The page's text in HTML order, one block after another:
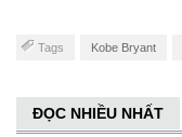
Tags Kobe Bryant
ĐỌC NHIỀU NHẤT